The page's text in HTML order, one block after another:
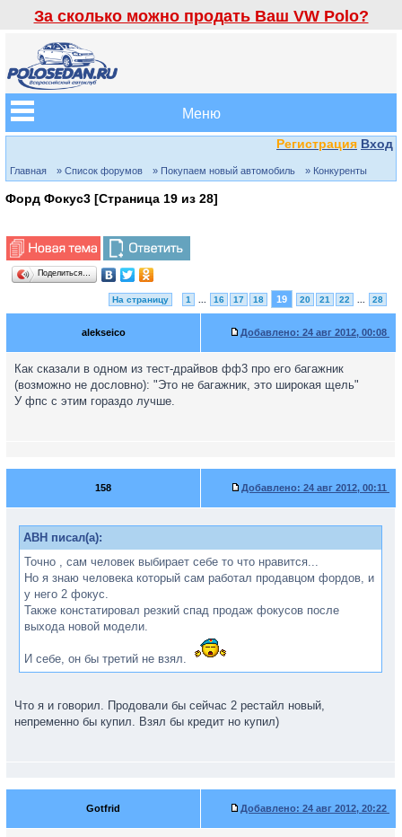
За сколько можно продать Ваш VW Polo?
Меню
Регистрация Вход
Главная » Список форумов » Покупаем новый автомобиль » Конкуренты
Форд Фокус3 [Страница 19 из 28]
Поделиться…
На страницу 1 16 17 18 19 20 21 22 28
alekseico Добавлено: 24 авг 2012, 00:08
Как сказали в одном из тест-драйвов фф3 про его багажник
(возможно не дословно): "Это не багажник, это широкая щель"
У фпс с этим гораздо лучше.
158 Добавлено: 24 авг 2012, 00:11
ABH писал(а):
Точно , сам человек выбирает себе то что нравится...
Но я знаю человека который сам работал продавцом фордов, и
у него 2 фокус.
Также констатировал резкий спад продаж фокусов после
выхода новой модели.
И себе, он бы третий не взял.
Что я и говорил. Продовали бы сейчас 2 рестайл новый,
непременно бы купил. Взял бы кредит но купил)
Gotfrid Добавлено: 24 авг 2012, 20:22